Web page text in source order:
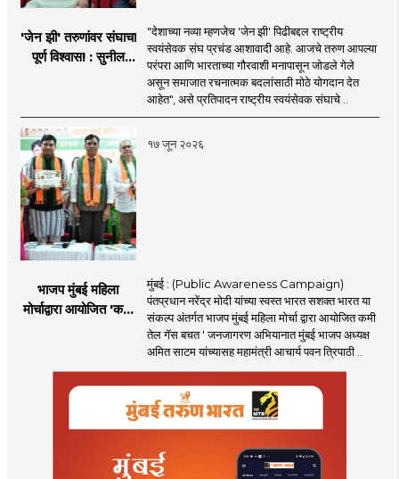
'जेन झी' तरुणांवर संघाचा
पूर्ण विश्वास! : सुनील
"देशाच्या नव्या म्हणजेच 'जेन झी' पिढीबद्दल राष्ट्रीय
स्वयंसेवक संघ प्रचंड आशावादी आहे. आजचे तरुण आपल्या
परंपरा आणि भारताच्या गौरवाशी मनापासून जोडले गेले
असून समाजात रचनात्मक बदलांसाठी मोठे योगदान देत
आहेत", असे प्रतिपादन राष्ट्रीय स्वयंसेवक संघाचे ..
१७ जून २०२६
भाजप मुंबई महिला
मोर्चाद्वारा आयोजित 'कमी
मुंबई : (Public Awareness Campaign)
पंतप्रधान नरेंद्र मोदी यांच्या स्वस्त भारत सशक्त भारत या
संकल्प अंतर्गत भाजप मुंबई महिला मोर्चा द्वारा आयोजित कमी
तेल गॅस बचत ' जनजागरण अभियानात मुंबई भाजप अध्यक्ष
अमित साटम यांच्यासह महामंत्री आचार्य पवन त्रिपाठी ..